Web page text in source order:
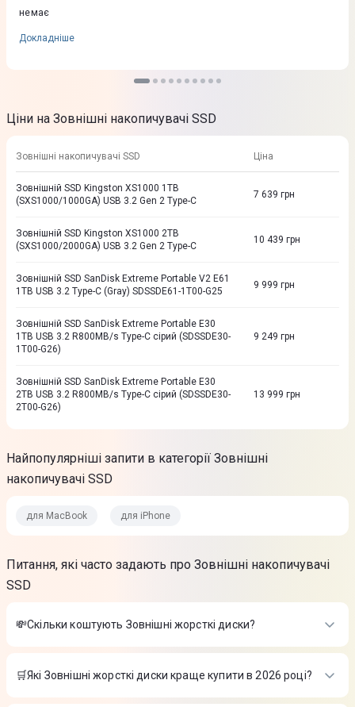
немає
Докладніше
Ціни на Зовнішні накопичувачі SSD
Зовнішні накопичувачі SSD Ціна
Зовнiшнiй SSD Kingston XS1000 1TB
(SXS1000/1000GA) USB 3.2 Gen 2 Type-C
7 639 грн
Зовнiшнiй SSD Kingston XS1000 2TB
(SXS1000/2000GA) USB 3.2 Gen 2 Type-C
10 439 грн
Зовнiшнiй SSD SanDisk Extreme Portable V2 E61
1TB USB 3.2 Type-C (Gray) SDSSDE61-1T00-G25
9 999 грн
Зовнiшнiй SSD SanDisk Extreme Portable E30
1TB USB 3.2 R800MB/s Type-C сiрий (SDSSDE30-
1T00-G26)
9 249 грн
Зовнiшнiй SSD SanDisk Extreme Portable E30
2TB USB 3.2 R800MB/s Type-C сiрий (SDSSDE30-
2T00-G26)
13 999 грн
Найпопулярніші запити в категорії Зовнішні
накопичувачі SSD
для MacBook для iPhone
Питання, які часто задають про Зовнішні накопичувачі
SSD
💸Скільки коштують Зовнішні жорсткі диски?
Вартість товарів в категорії Зовнішні жорсткі диски в
інтернет-магазині Цитрус
🛒Які Зовнішні жорсткі диски краще купити в 2026 році?